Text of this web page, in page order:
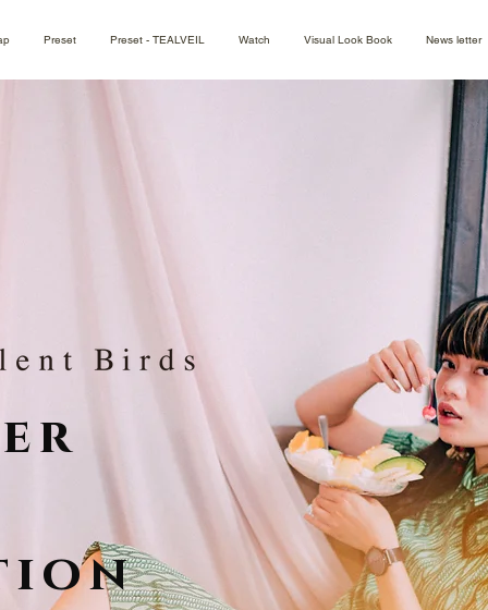
Preset Preset - TEALVEIL Watch Visual Look Book News letter